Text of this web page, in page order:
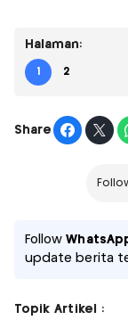
Halaman:
1 2
Share
Follow
update berita
Topik Artikel :